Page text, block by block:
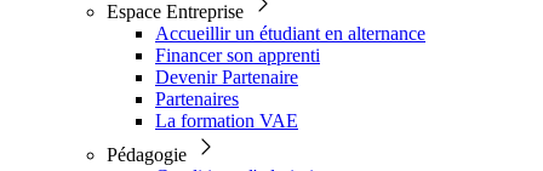
Espace Entreprise
Accueillir un étudiant en alternance
Financer son apprenti
Devenir Partenaire
Partenaires
La formation VAE
Pédagogie